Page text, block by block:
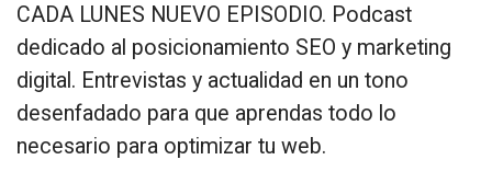
CADA LUNES NUEVO EPISODIO. Podcast
dedicado al posicionamiento SEO y marketing
digital. Entrevistas y actualidad en un tono
desenfadado para que aprendas todo lo
necesario para optimizar tu web.